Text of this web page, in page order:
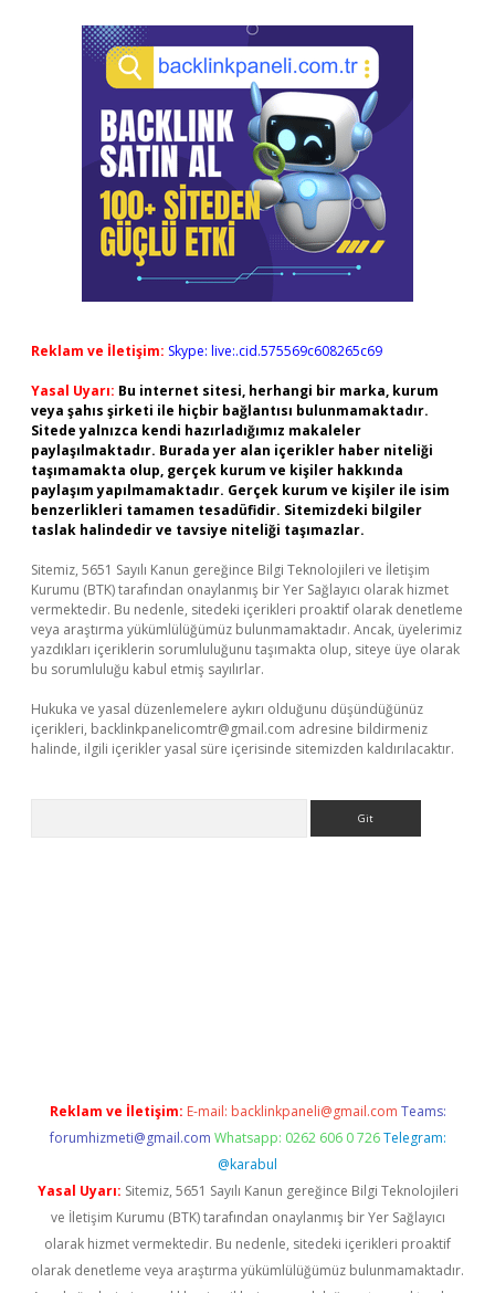
Reklam ve İletişim: Skype: live:.cid.575569c608265c69
Yasal Uyarı: Bu internet sitesi, herhangi bir marka, kurum
veya şahıs şirketi ile hiçbir bağlantısı bulunmamaktadır.
Sitede yalnızca kendi hazırladığımız makaleler
paylaşılmaktadır. Burada yer alan içerikler haber niteliği
taşımamakta olup, gerçek kurum ve kişiler hakkında
paylaşım yapılmamaktadır. Gerçek kurum ve kişiler ile isim
benzerlikleri tamamen tesadüfidir. Sitemizdeki bilgiler
taslak halindedir ve tavsiye niteliği taşımazlar.
Sitemiz, 5651 Sayılı Kanun gereğince Bilgi Teknolojileri ve İletişim
Kurumu (BTK) tarafından onaylanmış bir Yer Sağlayıcı olarak hizmet
vermektedir. Bu nedenle, sitedeki içerikleri proaktif olarak denetleme
veya araştırma yükümlülüğümüz bulunmamaktadır. Ancak, üyelerimiz
yazdıkları içeriklerin sorumluluğunu taşımakta olup, siteye üye olarak
bu sorumluluğu kabul etmiş sayılırlar.
Hukuka ve yasal düzenlemelere aykırı olduğunu düşündüğünüz
içerikleri, backlinkpanelicomtr@gmail.com adresine bildirmeniz
halinde, ilgili içerikler yasal süre içerisinde sitemizden kaldırılacaktır.
Reklam ve İletişim: E-mail: backlinkpaneli@gmail.com Teams:
forumhizmeti@gmail.com Whatsapp: 0262 606 0 726 Telegram:
@karabul
Yasal Uyarı: Sitemiz, 5651 Sayılı Kanun gereğince Bilgi Teknolojileri
ve İletişim Kurumu (BTK) tarafından onaylanmış bir Yer Sağlayıcı
olarak hizmet vermektedir. Bu nedenle, sitedeki içerikleri proaktif
olarak denetleme veya araştırma yükümlülüğümüz bulunmamaktadır.